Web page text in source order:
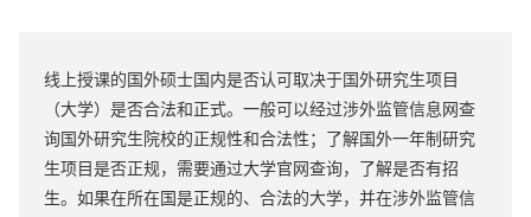
线上授课的国外硕士国内是否认可取决于国外研究生项目
（大学）是否合法和正式。一般可以经过涉外监管信息网查
询国外研究生院校的正规性和合法性；了解国外一年制研究
生项目是否正规，需要通过大学官网查询，了解是否有招
生。如果在所在国是正规的、合法的大学，并在涉外监管信